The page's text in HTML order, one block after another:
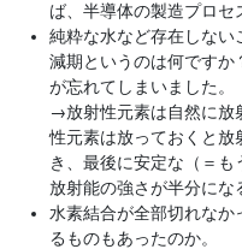
ば、半導体の製造プロセ
純粋な水など存在しな
減期というのは何ですか
が忘れてしまいました。
→放射性元素は自然に放
性元素は放っておくと
き、最後に安定な（＝も
放射能の強さが半分にな
水素結合が全部切れな
るものもあったのか。